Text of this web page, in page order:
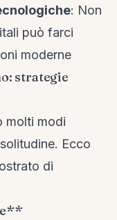
: Non
può farci
moderne
strategie
molti modi
Ecco
di